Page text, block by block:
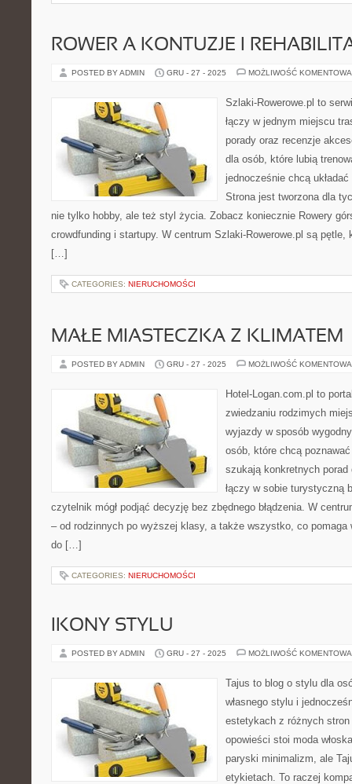
ROWER A KONTUZJE I
POSTED BY ADMIN GRU - 27 - 2025 MOŻLIWOŚĆ
Szlaki-Rowerowe.pl to
łączy w jednym miejscu
porady oraz recenzje
dla osób, które lubią
jednocześnie chcą
Strona jest tworzona dla
nie tylko hobby, ale też styl życia. Zobacz koniecznie Rowery
crowdfunding i startupy. W centrum Szlaki-Rowerowe.pl są pętle,
[…]
CATEGORIES: NIERUCHOMOŚCI
MAŁE MIASTECZKA Z KLIMATEM
POSTED BY ADMIN GRU - 27 - 2025 MOŻLIWOŚĆ
Hotel-Logan.com.pl to
zwiedzaniu rodzimych
wyjazdy w sposób
osób, które chcą
szukają konkretnych
łączy w sobie turystyczną
czytelnik mógł podjąć decyzję bez zbędnego błądzenia. W
– od rodzinnych po wyższej klasy, a także wszystko, co pomaga
do […]
CATEGORIES: NIERUCHOMOŚCI
IKONY STYLU
POSTED BY ADMIN GRU - 27 - 2025 MOŻLIWOŚĆ
Tajus to blog o stylu dla
własnego stylu i
estetykach z różnych
opowieści stoi moda
paryski minimalizm, ale
etykietach. To raczej